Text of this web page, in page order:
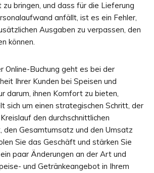
bringen, und dass für die Lieferung
anfällt, ist es ein Fehler,
Ausgaben zu verpassen, den
können.
Online-Buchung geht es bei der
Ihrer Kunden bei Speisen und
darum, ihnen Komfort zu bieten,
sich um einen strategischen Schritt, der
den durchschnittlichen
den Gesamtumsatz und den Umsatz
Sie das Geschäft und stärken Sie
paar Änderungen an der Art und
und Getränkeangebot in Ihrem